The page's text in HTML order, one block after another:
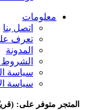
معلومات
اتصل بنا
تعرف
المدونة
الشروط
سياسة
سياسة
المتجر متوفر على: